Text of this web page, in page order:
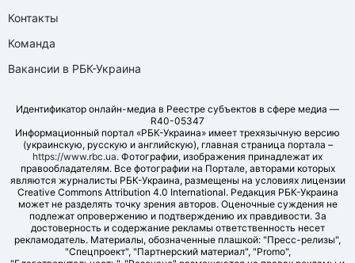
Контакты
Команда
Вакансии в РБК-Украина
Идентификатор онлайн-медиа в Реестре субъектов в сфере медиа —
R40-05347
Информационный портал «РБК-Украина» имеет трехязычную версию
(украинскую, русскую и английскую), главная страница портала –
https://www.rbc.ua. Фотографии, изображения принадлежат их
правообладателям. Все фотографии на Портале, авторами которых
являются журналисты РБК-Украина, размещены на условиях лицензии
Creative Commons Attribution 4.0 International. Редакция РБК-Украина
может не разделять точку зрения авторов. Оценочные суждения не
подлежат опровержению и подтверждению их правдивости. За
достоверность и содержание рекламы ответственность несет
рекламодатель. Материалы, обозначенные плашкой: "Пресс-релизы",
"Спецпроект", "Партнерский материал", "Promo",